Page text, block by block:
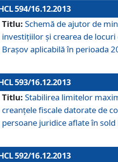
594/16.12.2013
Titlu: Schemă de ajutor de
investiţiilor şi crearea de
Braşov aplicabilă în perioada
593/16.12.2013
Titlu: Stabilirea limitelor
creanţele fiscale datorate de
persoane juridice aflate în
592/16.12.2013